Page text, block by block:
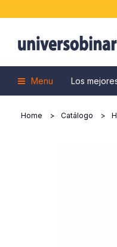
Menu Los
Home Catálogo